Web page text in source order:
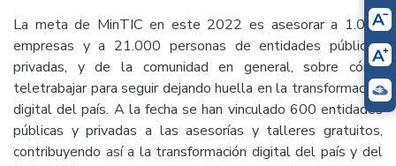
La meta de MinTIC en este 2022 es asesorar a 1.000
empresas y a 21.000 personas de entidades públicas,
privadas, y de la comunidad en general, sobre cómo
teletrabajar para seguir dejando huella en la transformación
digital del país. A la fecha se han vinculado 600 entidades
públicas y privadas a las asesorías y talleres gratuitos,
contribuyendo así a la transformación digital del país y del